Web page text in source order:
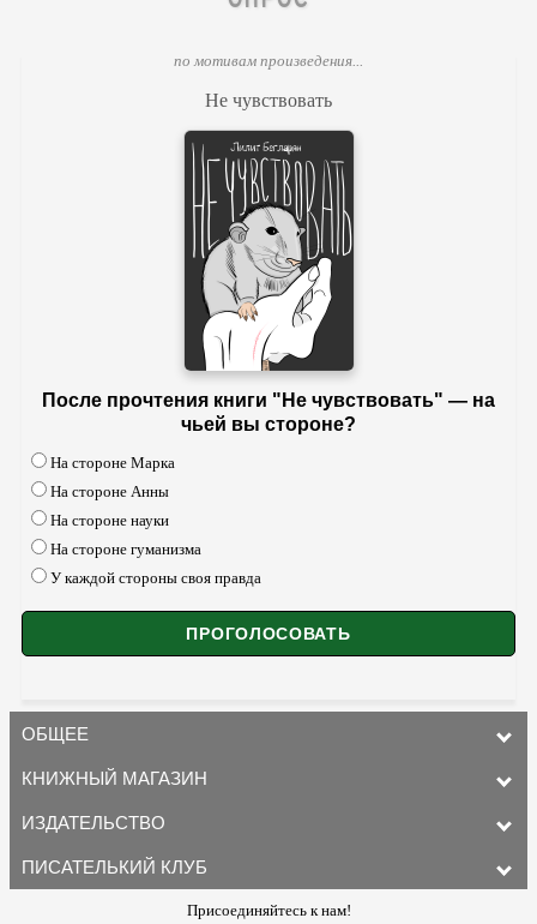
по мотивам произведения...
Не чувствовать
После прочтения книги "Не чувствовать" — на
чьей вы стороне?
На стороне Марка
На стороне Анны
На стороне науки
На стороне гуманизма
У каждой стороны своя правда
ОБЩЕЕ
КНИЖНЫЙ МАГАЗИН
ИЗДАТЕЛЬСТВО
ПИСАТЕЛЬКИЙ КЛУБ
Присоединяйтесь к нам!